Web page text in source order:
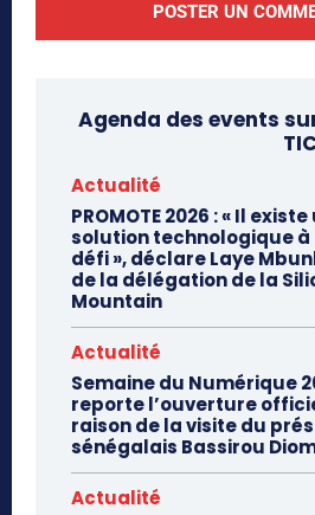
Agenda des events
Actualité
PROMOTE 2026 : « Il
solution technologique
défi », déclare Laye
de la délégation de la
Mountain
Actualité
Semaine du Numérique
reporte l’ouverture
raison de la visite du
sénégalais Bassirou
Actualité